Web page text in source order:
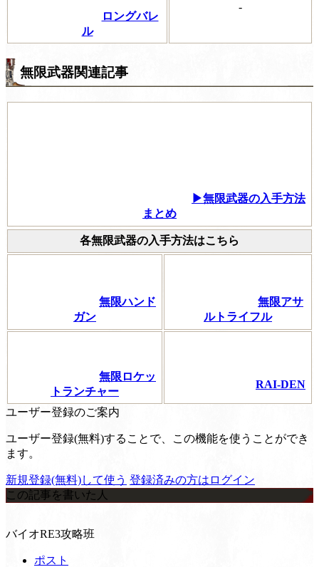
ロングバレ
ル
-
無限武器関連記事
▶無限武器の入手方法
まとめ
各無限武器の入手方法はこちら
無限ハンド
ガン
無限アサ
ルトライフル
無限ロケッ
トランチャー
RAI-DEN
ユーザー登録のご案内
ユーザー登録(無料)することで、この機能を使うことができ
ます。
新規登録(無料)して使う 登録済みの方はログイン
この記事を書いた人
バイオRE3攻略班
ポスト